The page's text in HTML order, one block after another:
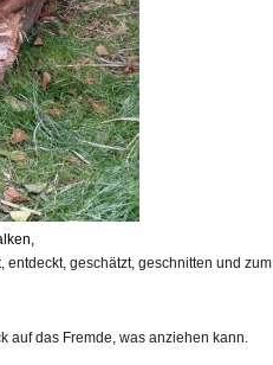
entdeckt, geschätzt, geschnitten und zum
auf das Fremde, was anziehen kann.